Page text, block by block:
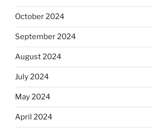
October 2024
September 2024
August 2024
July 2024
May 2024
April 2024